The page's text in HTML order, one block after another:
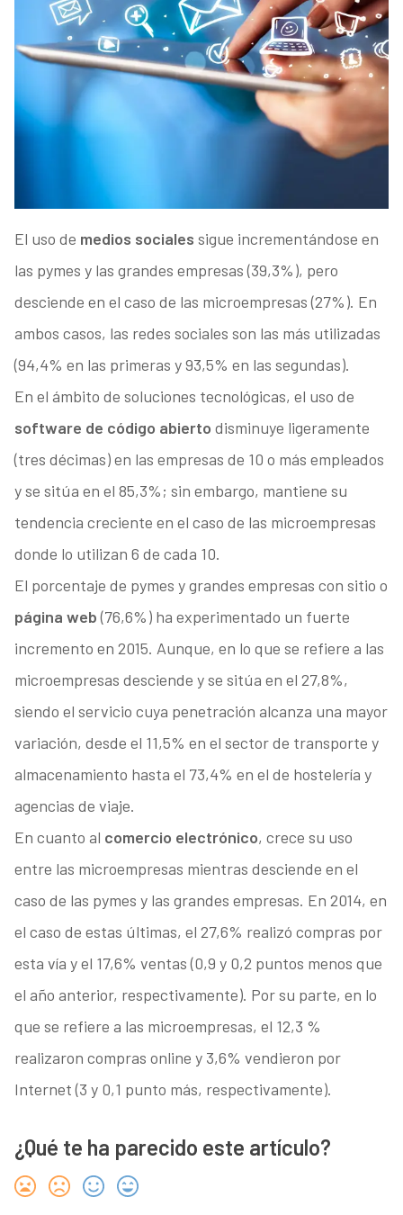
El uso de medios sociales sigue incrementándose en
las pymes y las grandes empresas (39,3%), pero
desciende en el caso de las microempresas (27%). En
ambos casos, las redes sociales son las más utilizadas
(94,4% en las primeras y 93,5% en las segundas).
En el ámbito de soluciones tecnológicas, el uso de
software de código abierto disminuye ligeramente
(tres décimas) en las empresas de 10 o más empleados
y se sitúa en el 85,3%; sin embargo, mantiene su
tendencia creciente en el caso de las microempresas
donde lo utilizan 6 de cada 10.
El porcentaje de pymes y grandes empresas con sitio o
página web(76,6%) ha experimentado un fuerte
incremento en 2015. Aunque, en lo que se refiere a las
microempresas desciende y se sitúa en el 27,8%,
siendo el servicio cuya penetración alcanza una mayor
variación, desde el 11,5% en el sector de transporte y
almacenamiento hasta el 73,4% en el de hostelería y
agencias de viaje.
En cuanto al comercio electrónico, crece su uso
entre las microempresas mientras desciende en el
caso de las pymes y las grandes empresas. En 2014, en
el caso de estas últimas, el 27,6% realizó compras por
esta vía y el 17,6% ventas (0,9 y 0,2 puntos menos que
el año anterior, respectivamente). Por su parte, en lo
que se refiere a las microempresas, el 12,3 %
realizaron compras online y 3,6% vendieron por
Internet (3 y 0,1 punto más, respectivamente).
¿Qué te ha parecido este artículo?